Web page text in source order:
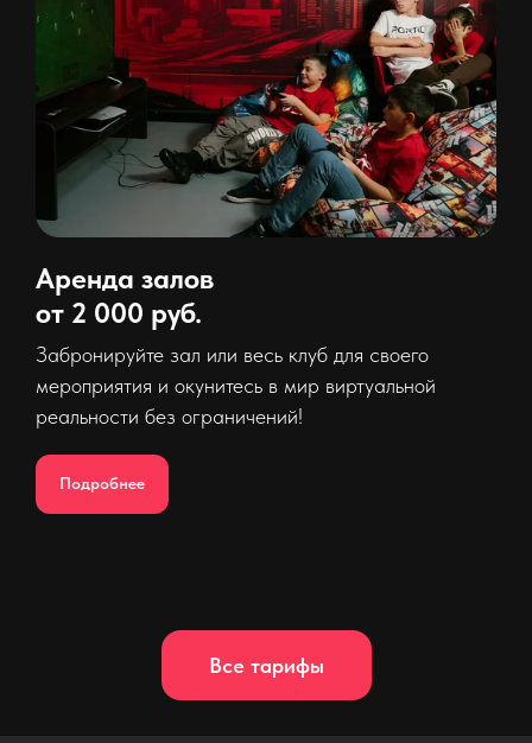
Аренда залов
от 2 000 руб.
Забронируйте зал или весь клуб для своего
мероприятия и окунитесь в мир виртуальной
реальности без ограничений!
Подробнее
Все тарифы